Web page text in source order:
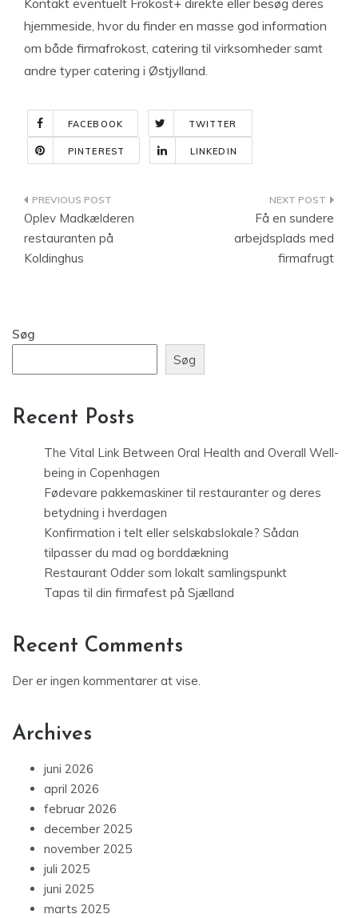
Kontakt eventuelt Frokost+ direkte eller besøg deres
hjemmeside, hvor du finder en masse god information
om både firmafrokost, catering til virksomheder samt
andre typer catering i Østjylland.
FACEBOOK TWITTER
PINTEREST LINKEDIN
Indlægsnavigation
Oplev Madkælderen
restauranten på
Koldinghus
Få en sundere
arbejdsplads med
firmafrugt
Søg
Søg
Recent Posts
The Vital Link Between Oral Health and Overall Well-
being in Copenhagen
Fødevare pakkemaskiner til restauranter og deres
betydning i hverdagen
Konfirmation i telt eller selskabslokale? Sådan
tilpasser du mad og borddækning
Restaurant Odder som lokalt samlingspunkt
Tapas til din firmafest på Sjælland
Recent Comments
Der er ingen kommentarer at vise.
Archives
juni 2026
april 2026
februar 2026
december 2025
november 2025
juli 2025
juni 2025
marts 2025